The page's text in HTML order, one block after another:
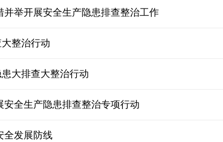
举开展安全生产隐患排查整治工作
整治行动
大排查大整治行动
全生产隐患排查整治专项行动
全发展防线